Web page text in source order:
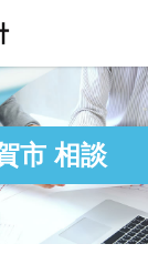
市 相談